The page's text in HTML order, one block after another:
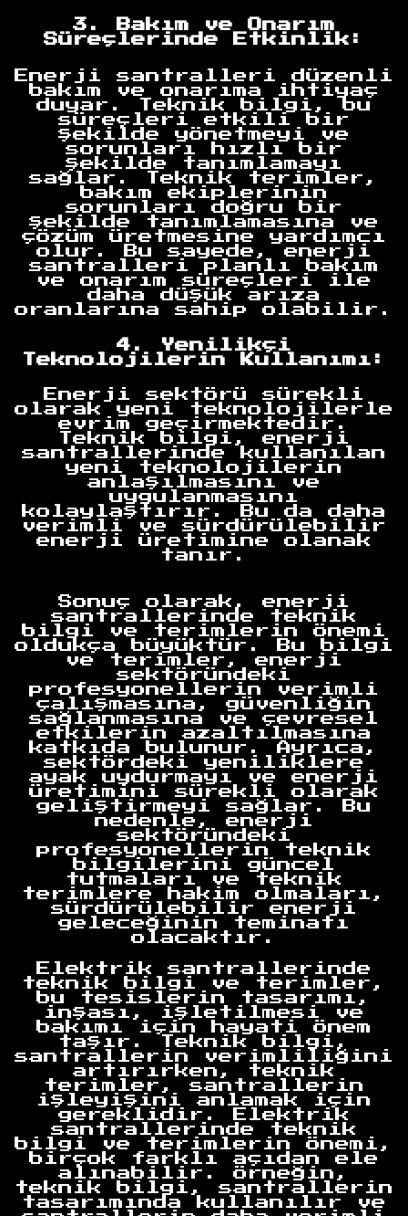
3. Bakım ve Onarım
Süreçlerinde Etkinlik:
Enerji santralleri düzenli
bakım ve onarıma ihtiyaç
duyar. Teknik bilgi, bu
süreçleri etkili bir
şekilde yönetmeyi ve
sorunları hızlı bir
şekilde tanımlamayı
sağlar. Teknik terimler,
bakım ekiplerinin
sorunları doğru bir
şekilde tanımlamasına ve
çözüm üretmesine yardımcı
olur. Bu sayede, enerji
santralleri planlı bakım
ve onarım süreçleri ile
daha düşük arıza
oranlarına sahip olabilir.
4. Yenilikçi
Teknolojilerin Kullanımı:
Enerji sektörü sürekli
olarak yeni teknolojilerle
evrim geçirmektedir.
Teknik bilgi, enerji
santrallerinde kullanılan
yeni teknolojilerin
anlaşılmasını ve
uygulanmasını
kolaylaştırır. Bu da daha
verimli ve sürdürülebilir
enerji üretimine olanak
tanır.
Sonuç olarak, enerji
santrallerinde teknik
bilgi ve terimlerin önemi
oldukça büyüktür. Bu bilgi
ve terimler, enerji
sektöründeki
profesyonellerin verimli
çalışmasına, güvenliğin
sağlanmasına ve çevresel
etkilerin azaltılmasına
katkıda bulunur. Ayrıca,
sektördeki yeniliklere
ayak uydurmayı ve enerji
üretimini sürekli olarak
geliştirmeyi sağlar. Bu
nedenle, enerji
sektöründeki
profesyonellerin teknik
bilgilerini güncel
tutmaları ve teknik
terimlere hakim olmaları,
sürdürülebilir enerji
geleceğinin teminatı
olacaktır.
Elektrik santrallerinde
teknik bilgi ve terimler,
bu tesislerin tasarımı,
inşası, işletilmesi ve
bakımı için hayati önem
taşır. Teknik bilgi,
santrallerin verimliliğini
artırırken, teknik
terimler, santrallerin
işleyişini anlamak için
gereklidir. Elektrik
santrallerinde teknik
bilgi ve terimlerin önemi,
birçok farklı açıdan ele
alınabilir. Örneğin,
teknik bilgi, santrallerin
tasarımında kullanılır ve